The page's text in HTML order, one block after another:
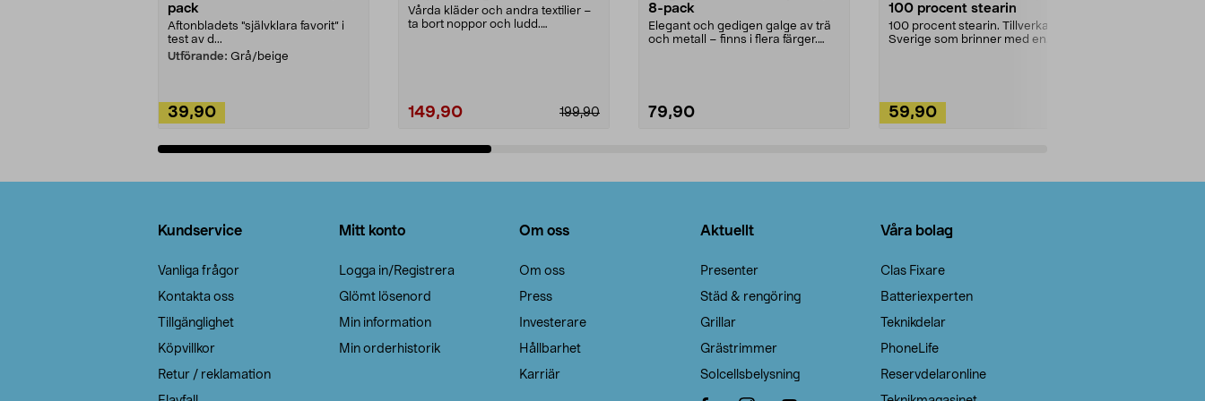
pack
Aftonbladets "självklara favorit” i
test av d...
Utförande: Grå/beige
39,90
Vårda kläder och andra textilier –
ta bort noppor och ludd.
199,90
149,90
8-pack
Elegant och gedigen galge av trä
och metall – finns i flera färger.
79,90
100 procent stearin
100 procent stearin. Tillverkade i
Sverige som brinner med en
59,90
Kundservice
Vanliga frågor
Kontakta oss
Tillgänglighet
Köpvillkor
Retur / reklamation
Mitt konto
Logga in/Registrera
Glömt lösenord
Min information
Min orderhistorik
Om oss
Om oss
Press
Investerare
Hållbarhet
Karriär
Aktuellt
Presenter
Städ & rengöring
Grillar
Grästrimmer
Solcellsbelysning
Våra bolag
Clas Fixare
Batteriexperten
Teknikdelar
PhoneLife
Reservdelaronline